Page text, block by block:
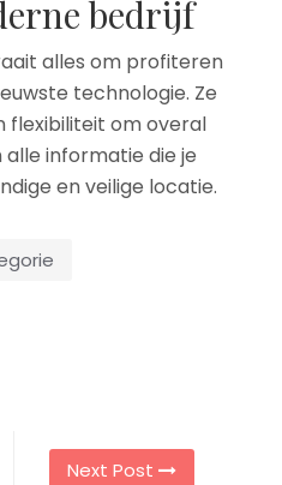
bedrijf
alles om profiteren
technologie. Ze
flexibiliteit om overal
informatie die je
en veilige locatie.
Next Post